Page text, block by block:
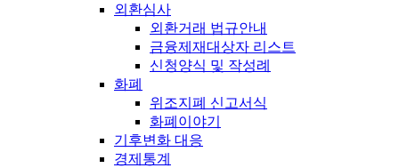
외환심사
외환거래 법규안내
금융제재대상자 리스트
신청양식 및 작성례
화폐
위조지폐 신고서식
화폐이야기
기후변화 대응
경제통계